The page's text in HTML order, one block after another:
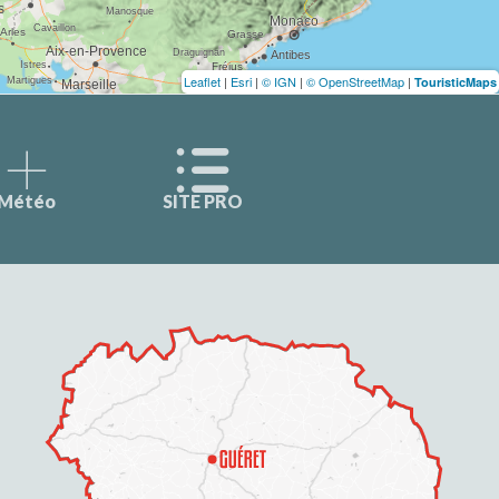
Leaflet | Esri | © IGN | © OpenStreetMap | TouristicMaps
SITE PRO